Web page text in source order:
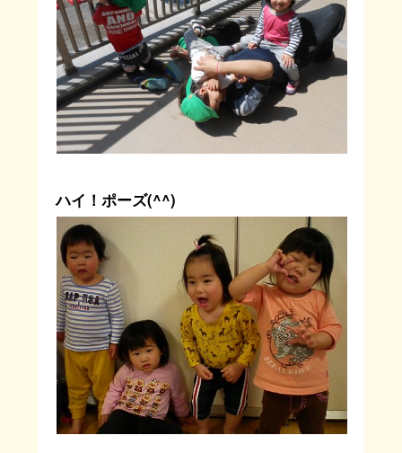
ハイ！ポーズ(^^)